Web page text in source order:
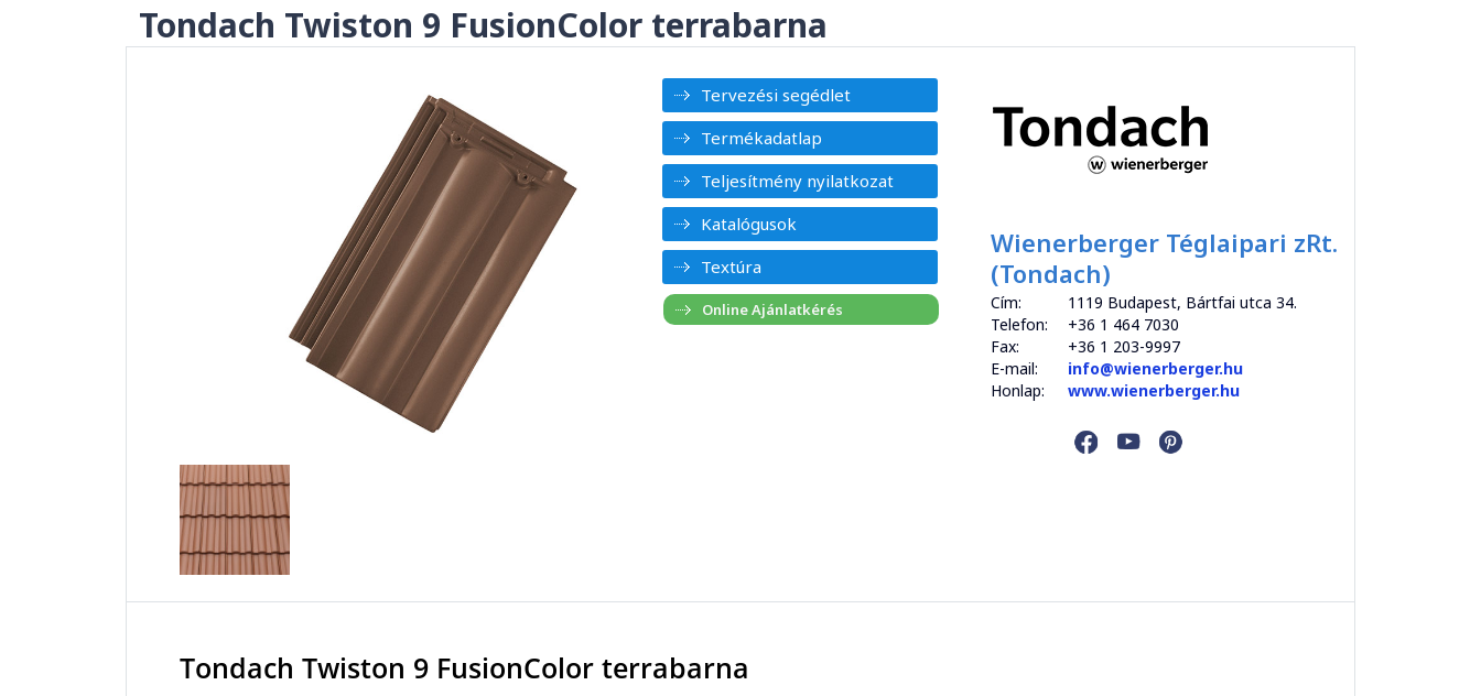
Tondach Twiston 9 FusionColor terrabarna
Tervezési segédlet
Termékadatlap
Teljesítmény nyilatkozat
Katalógusok
Textúra
Wienerberger Téglaipari zRt.
(Tondach)
Cím:
1119 Budapest, Bártfai utca 34.
Telefon:
+36 1 464 7030
Fax:
+36 1 203-9997
E-mail:
info@wienerberger.hu
Honlap:
www.wienerberger.hu
Tondach Twiston 9 FusionColor terrabarna